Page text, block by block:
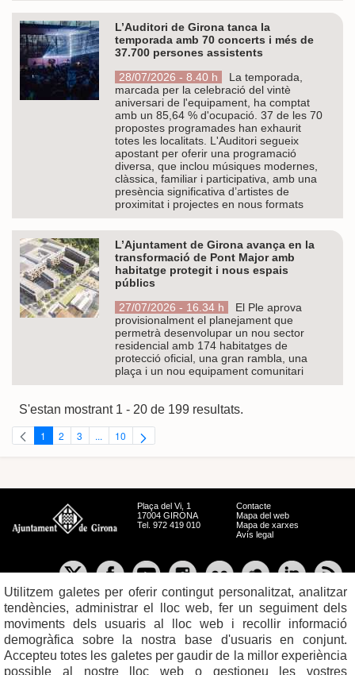
L’Auditori de Girona tanca la
temporada amb 70 concerts i més de
37.700 persones assistents
28/07/2026 - 8.40 h
La temporada,
marcada per la celebració del vintè
aniversari de l'equipament, ha comptat
amb un 85,64 % d'ocupació. 37 de les 70
propostes programades han exhaurit
totes les localitats. L'Auditori segueix
apostant per oferir una programació
diversa, que inclou músiques modernes,
clàssica, familiar i participativa, amb una
presència significativa d’artistes de
proximitat i projectes en nous formats
L’Ajuntament de Girona avança en la
transformació de Pont Major amb
habitatge protegit i nous espais
públics
27/07/2026 - 16.34 h
El Ple aprova
provisionalment el planejament que
permetrà desenvolupar un nou sector
residencial amb 174 habitatges de
protecció oficial, una gran rambla, una
plaça i un nou equipament comunitari
S'estan mostrant 1 - 20 de 199 resultats.
Pàgina
1 Pàgina
2 Pàgina
3 ...Pàgines intermèdies Utilitzeu TAB per navegar.
Pàgina
10
Plaça del Vi, 1
17004 GIRONA
Tel. 972 419 010
Contacte
Mapa del web
Mapa de xarxes
Avís legal
Utilitzem galetes per oferir contingut personalitzat, analitzar
tendències, administrar el lloc web, fer un seguiment dels
moviments dels usuaris al lloc web i recollir informació
demogràfica sobre la nostra base d'usuaris en conjunt.
Accepteu totes les galetes per gaudir de la millor experiència
possible al nostre lloc web o gestioneu les vostres